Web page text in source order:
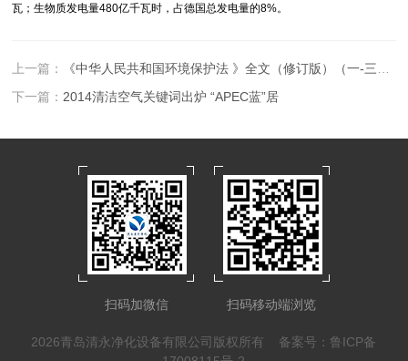
瓦；生物质发电量480亿千瓦时，占德国总发电量的8%。
上一篇：
《中华人民共和国环境保护法 》全文（修订版）（一-三章）
下一篇： 2014清洁空气关键词出炉 “APEC蓝”居
扫码加微信 扫码移动端浏览
2026青岛清永净化设备有限公司版权所有 备案号：鲁ICP备